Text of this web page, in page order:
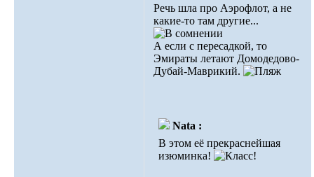
Речь шла про Аэрофлот, а не
какие-то там другие...
А если с пересадкой, то
Эмираты летают Домодедово-
Дубай-Маврикий.
Nata :
В этом её прекраснейшая
изюминка!